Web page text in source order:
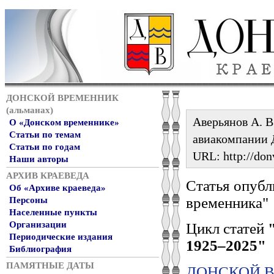
ДОНСКОЙ ВРЕМЕННИК
(альманах)
О «Донском временнике»
Статьи по темам
Статьи по годам
Наши авторы
АРХИВ КРАЕВЕДА
Об «Архиве краеведа»
Персоны
Населенные пункты
Организации
Периодические издания
Библиография
ПАМЯТНЫЕ ДАТЫ
Аверьянов А.
URL: http://
Статья
временника"
Цикл статей
1925–2025"